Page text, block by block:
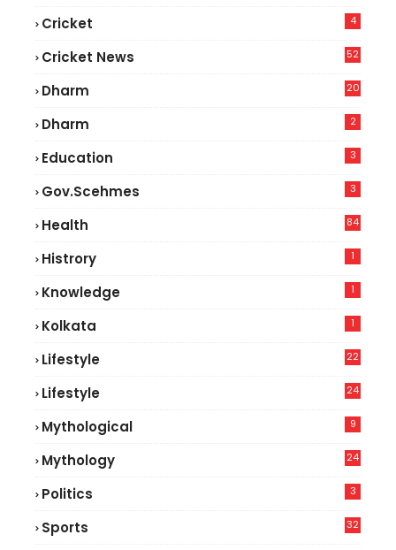
Cricket 4
Cricket News
52
Dharm 20
Dharm 2
Education 3
Gov.scehmes 3
Health
84
Histrory 1
Knowledge 1
Kolkata 1
Lifestyle
22
Lifestyle
24
Mythological 9
Mythology 24
Politics 3
Sports 32